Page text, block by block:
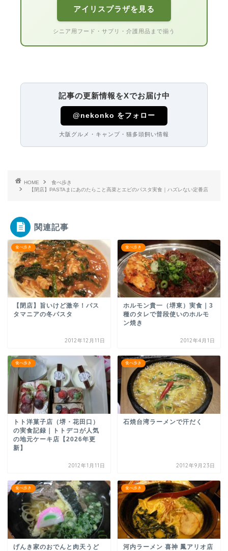
アイリスプラザを見る
シニア用フード・サプリ・介護用品まで揃う
記事の更新情報をXでお届け中
@nekonko をフォロー
大阪グルメ・キャンプ・猫多頭飼い情報
HOME
食べ歩き
【閉店】PASTAまにあのたらこと高菜とエビのパスタ実食｜ハズレない定番店
関連記事
食べ歩き
【閉店】旨いけど激辛！パス
タマニアの冬パスタ
2012年12月11日
食べ歩き
ホルモン貴一（堺東）実食｜3
種のタレで普段使いのホルモ
ン焼き
2012年4月1日
食べ歩き
トト洋菓子店（堺・花田口）
の実食記録｜トトデコが人気
の地元ケーキ店【2026年更
新】
2012年1月11日
食べ歩き
石焼台湾ラーメンで汗だく
2012年9月23日
食べ歩き
げんき家のおでんと肉天うど
食べ歩き
河内ラーメン 喜神 鳳アリオ店